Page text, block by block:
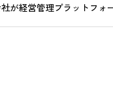
が経営管理プラットフ